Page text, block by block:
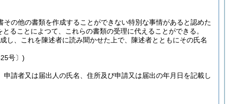
その他の書類を作成することができない特別な事情があると認めた
ることによつて、これらの書類の受理に代えることができる。
し、これを陳述者に読み聞かせた上で、陳述者とともにその氏名
号〕)
申請者又は届出人の氏名、住所及び申請又は届出の年月日を記載し